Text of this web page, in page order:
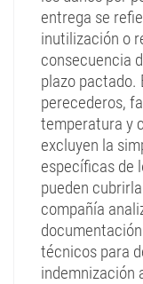
entrega se
inutilización o
consecuencia
plazo pactado.
perecederos,
temperatura y
excluyen la
específicas de
pueden
compañía
técnicos para
indemnización